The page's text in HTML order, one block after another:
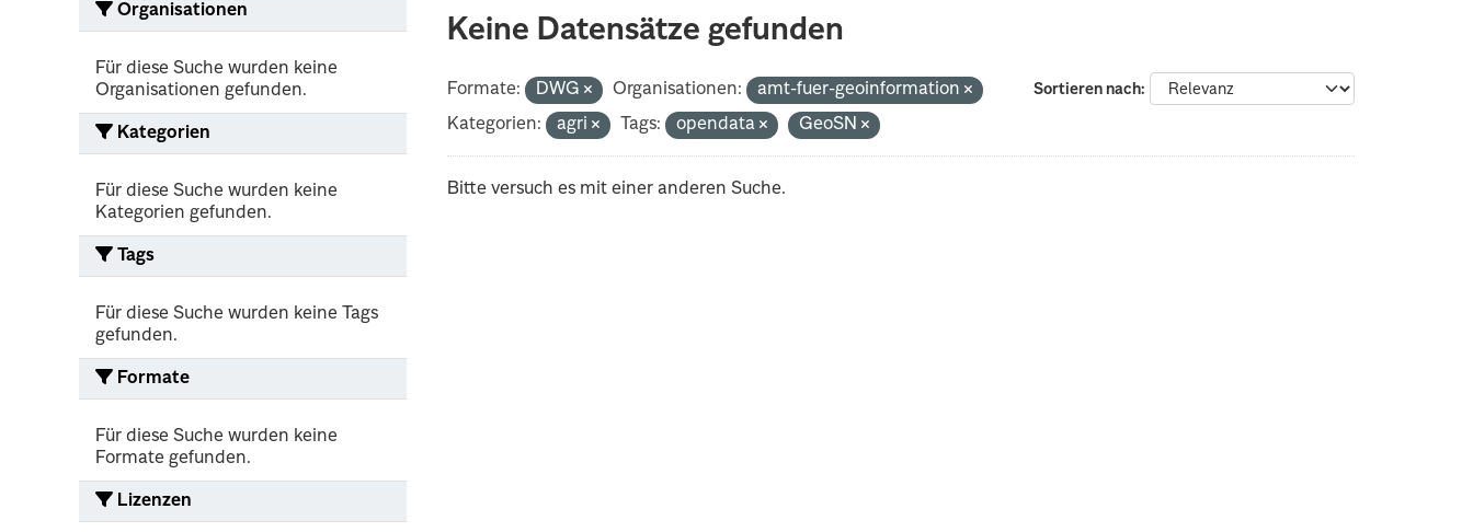
Organisationen
Für diese Suche wurden keine
Organisationen gefunden.
Kategorien
Für diese Suche wurden keine
Kategorien gefunden.
Tags
Für diese Suche wurden keine Tags
gefunden.
Formate
Für diese Suche wurden keine
Formate gefunden.
Lizenzen
Keine Datensätze gefunden
Sortieren nach
Formate: DWG Organisationen:
amt-fuer-geoinformation
Kategorien:
agri Tags: opendata GeoSN
Bitte versuch es mit einer anderen Suche.